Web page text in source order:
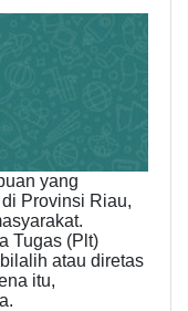
yang
Provinsi Riau,
Tugas (Plt)
atau diretas
itu,